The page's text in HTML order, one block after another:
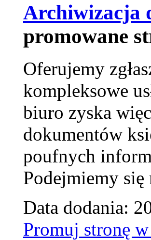
Archiwizacja
promowane
Oferujemy
kompleksowe
biuro zyska
dokumentów
poufnych
Podejmiemy
Data dodania:
Promuj stronę